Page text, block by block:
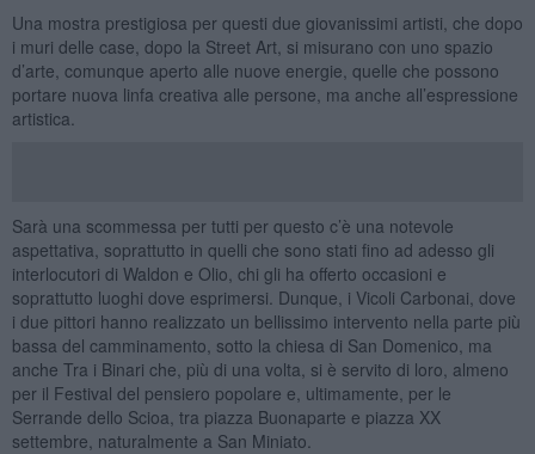
Una mostra prestigiosa per questi due giovanissimi artisti, che dopo
i muri delle case, dopo la Street Art, si misurano con uno spazio
d’arte, comunque aperto alle nuove energie, quelle che possono
portare nuova linfa creativa alle persone, ma anche all’espressione
artistica.
Sarà una scommessa per tutti per questo c’è una notevole
aspettativa, soprattutto in quelli che sono stati fino ad adesso gli
interlocutori di Waldon e Olio, chi gli ha offerto occasioni e
soprattutto luoghi dove esprimersi. Dunque, i Vicoli Carbonai, dove
i due pittori hanno realizzato un bellissimo intervento nella parte più
bassa del camminamento, sotto la chiesa di San Domenico, ma
anche Tra i Binari che, più di una volta, si è servito di loro, almeno
per il Festival del pensiero popolare e, ultimamente, per le
Serrande dello Scioa, tra piazza Buonaparte e piazza XX
settembre, naturalmente a San Miniato.